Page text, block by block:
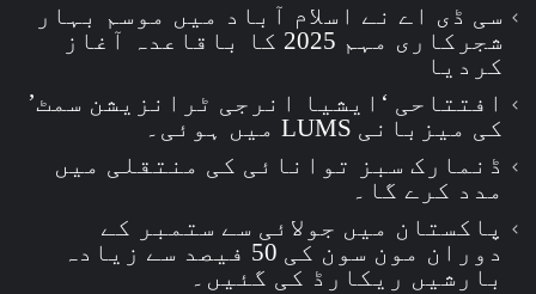
سی ڈی اے نے اسلام آباد میں موسم بہار
شجرکاری مہم 2025 کا باقاعدہ آغاز
کردیا
افتتاحی ‘ایشیا انرجی ٹرانزیشن سمٹ’
کی میزبانی LUMS میں ہوئی۔
ڈنمارک سبز توانائی کی منتقلی میں
مدد کرے گا۔
پاکستان میں جولائی سے ستمبر کے
دوران مون سون کی 50 فیصد سے زیادہ
بارشیں ریکارڈ کی گئیں۔